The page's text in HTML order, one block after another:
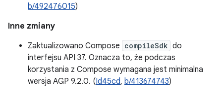
b/492476015)
Inne zmiany
Zaktualizowano Compose compileSdk do
interfejsu API 37. Oznacza to, że podczas
korzystania z Compose wymagana jest minimalna
wersja AGP 9.2.0. (Id45cd, b/413674743)